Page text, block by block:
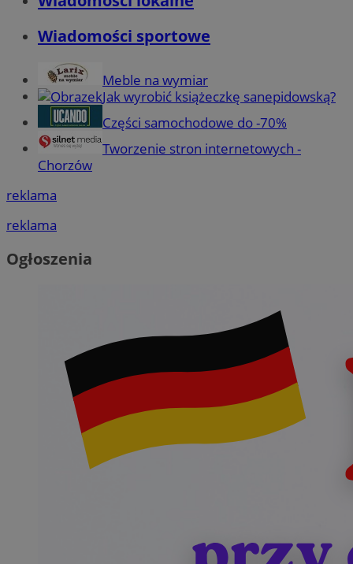
Wiadomości sportowe
Meble na wymiar
Jak wyrobić książeczkę sanepidowską?
Części samochodowe do -70%
Tworzenie stron internetowych -
Chorzów
reklama
reklama
Ogłoszenia